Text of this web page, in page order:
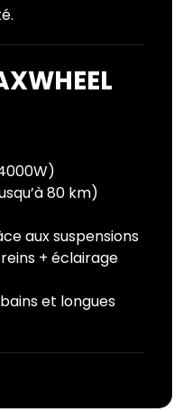
80 km)
aux suspensions
+ éclairage
et longues